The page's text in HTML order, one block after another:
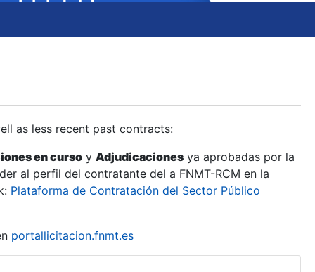
as less recent past contracts:
en curso y Adjudicaciones ya aprobadas por la
al perfil del contratante del a FNMT-RCM en la
Plataforma de Contratación del Sector Público
portallicitacion.fnmt.es